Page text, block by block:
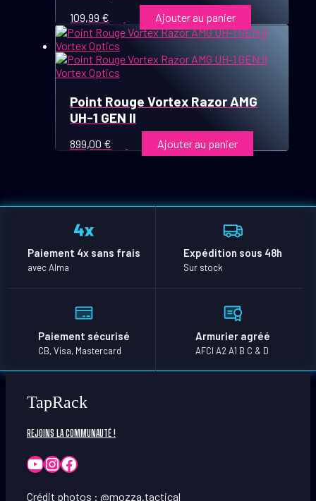
109,99 € Ajouter au panier
Point Rouge Vortex Razor AMG
UH-1 GEN II
899,00 € Ajouter au panier
Paiement 4x sans frais
avec Alma
Expédition sous 48h
Sur stock
Paiement sécurisé
CB, Visa, Mastercard
Armurier agréé
AFCI A2 A1 B C & D
TapRack
REJOINS LA COMMUNAUTÉ !
YouTube
Instagram
Facebook
Crédit photos : @mozza.tactical